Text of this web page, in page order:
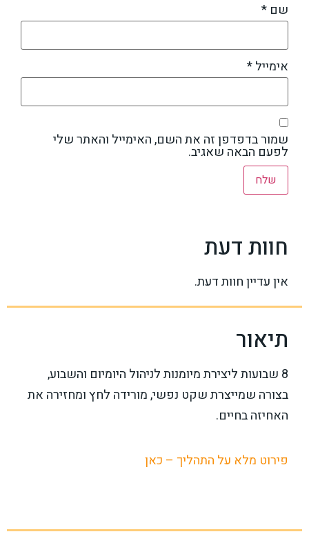
חוות דעת
אין עדיין חוות דעת.
שם *
אימייל*
שמור בדפדפן זה את השם, האימייל והאתר שלי
לפעם הבאה שאגיב.
תיאור
8 שבועות ליצירת מיומנות לניהול היומיום והשבוע,
בצורה שמייצרת שקט נפשי, מורידה לחץ ומחזירה את
האחיזה בחיים.​
פירוט מלא על התהליך – כאן